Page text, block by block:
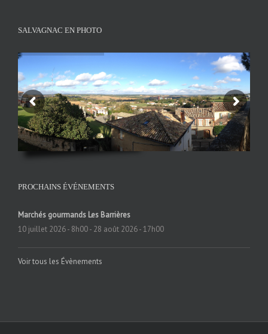
SALVAGNAC EN PHOTO
PROCHAINS ÉVÉNEMENTS
Marchés gourmands Les Barrières
10 juillet 2026 - 8h00- 28 août 2026 - 17h00
Voir tous les Évènements